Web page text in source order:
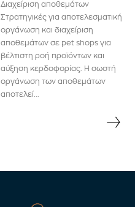
Διαχείριση αποθεμάτων
Στρατηγικές για αποτελεσματική
οργάνωση και διαχείριση
αποθεμάτων σε pet shops για
βέλτιστη ροή προϊόντων και
αύξηση κερδοφορίας. Η σωστή
οργάνωση των αποθεμάτων
αποτελεί...